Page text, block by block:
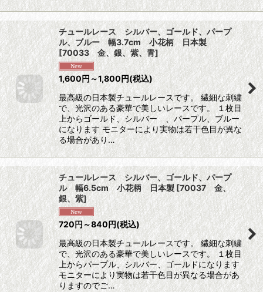
チュールレース シルバー、ゴールド、パープ
ル、ブルー 幅3.7cm 小花柄 日本製
[70033 金、銀、紫、青]
1,600円～1,800円(税込)
最高級の日本製チュールレースです。 繊細な刺繍
で、光沢のある豪華で美しいレースです。 １枚目
上からゴールド、シルバー 、パープル、ブルー
になります モニターにより実物は若干色目が異な
る場合があり…
チュールレース シルバー、ゴールド、パープ
ル 幅6.5cm 小花柄 日本製 [70037 金、
銀、紫]
720円 ～840円(税込)
最高級の日本製チュールレースです。 繊細な刺繍
で、光沢のある豪華で美しいレースです。 １枚目
上からパープル、シルバー、ゴールドになります
モニターにより実物は若干色目が異なる場合があ
りますのでご…